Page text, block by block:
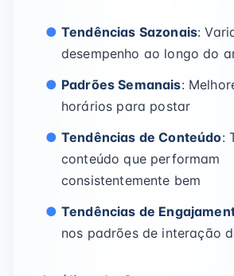
Tendências Sazonais:
desempenho ao longo do
Padrões Semanais:
horários para postar
Tendências de Conteúdo:
conteúdo que performam
consistentemente bem
Tendências de
nos padrões de interação